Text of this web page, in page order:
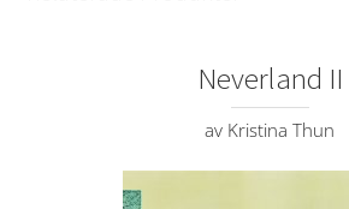
Neverland II
av Kristina Thun